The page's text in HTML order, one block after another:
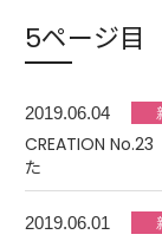
5ページ目
2019.06.04
CREATION
た
2019.06.01